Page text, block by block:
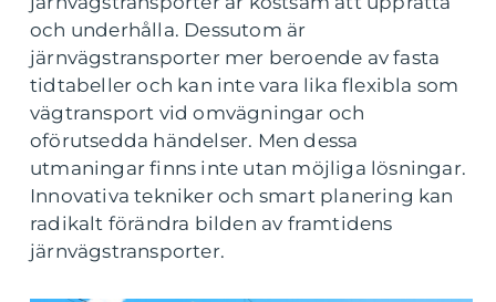
och underhålla. Dessutom är
järnvägstransporter mer beroende av fasta
tidtabeller och kan inte vara lika flexibla som
vägtransport vid omvägningar och
oförutsedda händelser. Men dessa
utmaningar finns inte utan möjliga lösningar.
Innovativa tekniker och smart planering kan
radikalt förändra bilden av framtidens
järnvägstransporter.